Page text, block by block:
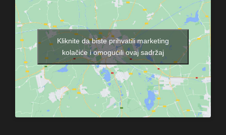
Kliknite da biste prihvatili marketing
kolačiće i omogućili ovaj sadržaj